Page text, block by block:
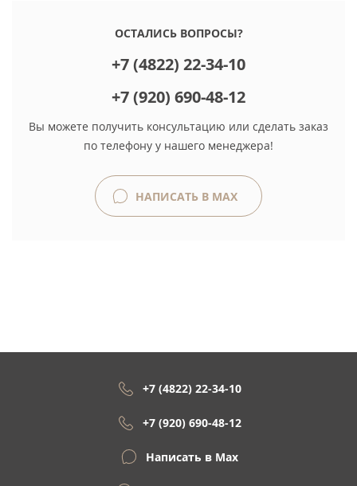
ОСТАЛИСЬ ВОПРОСЫ?
+7 (4822) 22-34-10
+7 (920) 690-48-12
Вы можете получить консультацию или сделать заказ
по телефону у нашего менеджера!
НАПИСАТЬ В MAX
+7 (4822) 22-34-10
+7 (920) 690-48-12
Написать в Max